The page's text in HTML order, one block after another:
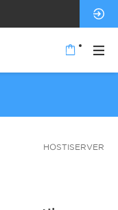
HOSTISERVER